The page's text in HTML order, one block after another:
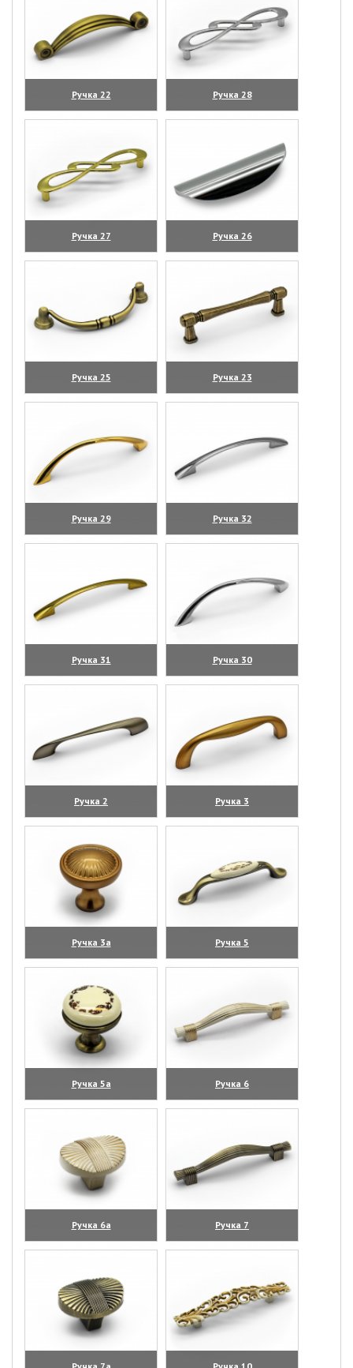
Ручка 22
(увеличить)
Ручка 28
(увеличить)
Ручка 27
(увеличить)
Ручка 26
(увеличить)
Ручка 25
(увеличить)
Ручка 23
(увеличить)
Ручка 29
(увеличить)
Ручка 32
(увеличить)
Ручка 31
(увеличить)
Ручка 30
(увеличить)
Ручка 2
(увеличить)
Ручка 3
(увеличить)
Ручка 3а
(увеличить)
Ручка 5
(увеличить)
Ручка 5а
(увеличить)
Ручка 6
(увеличить)
Ручка 6а
(увеличить)
Ручка 7
(увеличить)